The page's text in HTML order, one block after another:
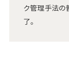
ク管理手法の
了。